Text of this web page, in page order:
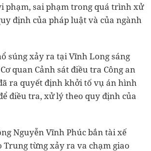
phạm, sai phạm trong quá trình xử
định của pháp luật và của ngành
súng xảy ra tại Vĩnh Long sáng
quan Cảnh sát điều tra Công an
ra quyết định khởi tố vụ án hình
điều tra, xử lý theo quy định của
Nguyễn Vĩnh Phúc bắn tài xế
Trung từng xảy ra va chạm giao